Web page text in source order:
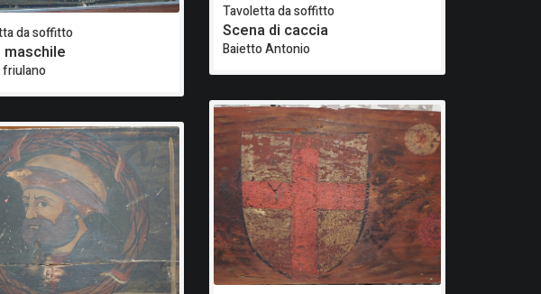
da soffitto
maschile
Tavoletta da soffitto
Scena di caccia
Baietto Antonio